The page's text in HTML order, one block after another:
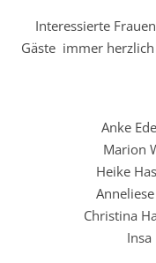
Interessierte
Gäste immer
Anke
Marion
Heike
Christina